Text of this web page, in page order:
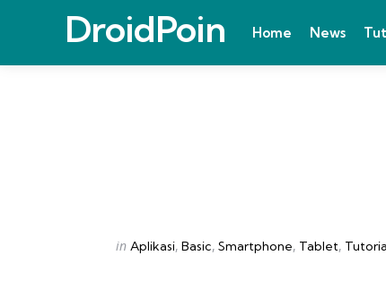
DroidPoin Home News
Categories
Posted
in Aplikasi Basic Smartphone Tablet